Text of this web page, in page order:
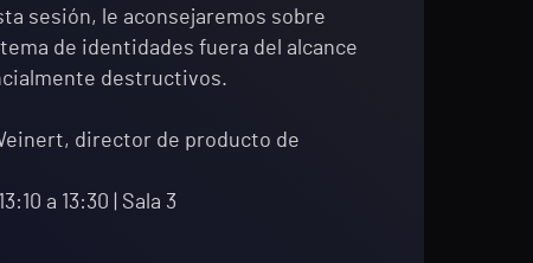
sesión, le aconsejaremos sobre
de identidades fuera del alcance
destructivos.
director de producto de
a 13:30 | Sala 3